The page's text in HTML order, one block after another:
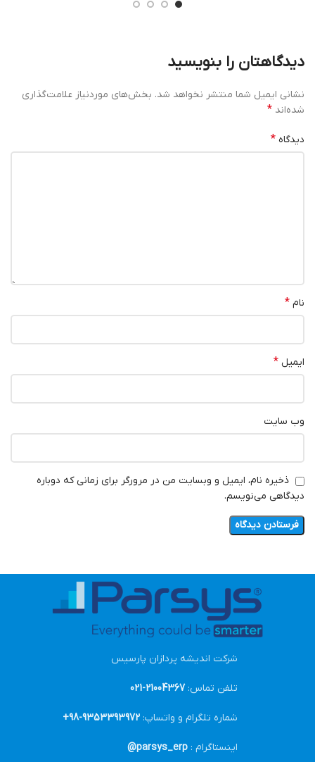
دیدگاهتان را بنویسید
نشانی ایمیل شما منتشر نخواهد شد. بخش‌های موردنیاز علامت‌گذاری
شده‌اند *
دیدگاه *
نام *
ایمیل *
وب‌ سایت
ذخیره نام، ایمیل و وبسایت من در مرورگر برای زمانی که دوباره
دیدگاهی می‌نویسم.
شرکت اندیشه پردازان پارسیس
تلفن تماس:21004367-021
شماره تلگرام و واتساپ: 9353393972-98+
اینستاگرام : parsys_erp@